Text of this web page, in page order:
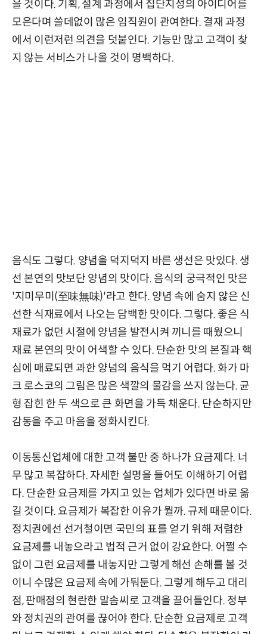
을 것이다. 기획, 설계 과정에서 집단지성의 아이디어를
모은다며 쓸데없이 많은 임직원이 관여한다. 결재 과정
에서 이런저런 의견을 덧붙인다. 기능만 많고 고객이 찾
지 않는 서비스가 나올 것이 명백하다.
음식도 그렇다. 양념을 덕지덕지 바른 생선은 맛있다. 생
선 본연의 맛보단 양념의 맛이다. 음식의 궁극적인 맛은
'지미무미(至味無味)'라고 한다. 양념 속에 숨지 않은 신
선한 식재료에서 나오는 담백한 맛이다. 그렇다. 좋은 식
재료가 없던 시절에 양념을 발전시켜 끼니를 때웠으니
재료 본연의 맛이 어색할 수 있다. 단순한 맛의 본질과 핵
심에 매료되면 과한 양념의 음식을 먹기 어렵다. 화가 마
크 로스코의 그림은 많은 색깔의 물감을 쓰지 않는다. 균
형 잡힌 한 두 색으로 큰 화면을 가득 채운다. 단순하지만
감동을 주고 마음을 정화시킨다.
이동통신업체에 대한 고객 불만 중 하나가 요금제다. 너
무 많고 복잡하다. 자세한 설명을 들어도 이해하기 어렵
다. 단순한 요금제를 가지고 있는 업체가 있다면 바로 옮
길 것이다. 요금제가 복잡한 이유가 뭘까. 규제 때문이다.
정치권에선 선거철이면 국민의 표를 얻기 위해 저렴한
요금제를 내놓으라고 법적 근거 없이 강요한다. 어쩔 수
없이 그런 요금제를 내놓지만 그렇게 해선 손해를 볼 것
이니 수많은 요금제 속에 가둬둔다. 그렇게 해두고 대리
점, 판매점의 현란한 말솜씨로 고객을 끌어들인다. 정부
와 정치권의 관여를 끊어야 한다. 단순한 요금제로 고객